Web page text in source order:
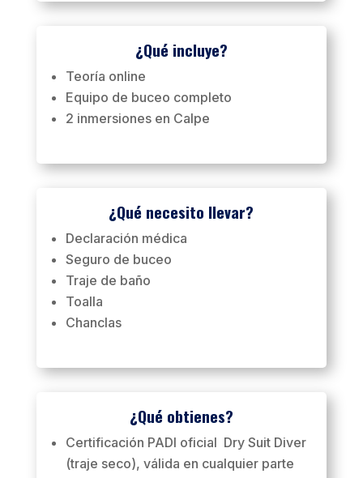
¿Qué incluye?
Teoría online
Equipo de buceo completo
2 inmersiones en Calpe
¿Qué necesito llevar?
Declaración médica
Seguro de buceo
Traje de baño
Toalla
Chanclas
¿Qué obtienes?
Certificación PADI oficial Dry Suit Diver
(traje seco), válida en cualquier parte